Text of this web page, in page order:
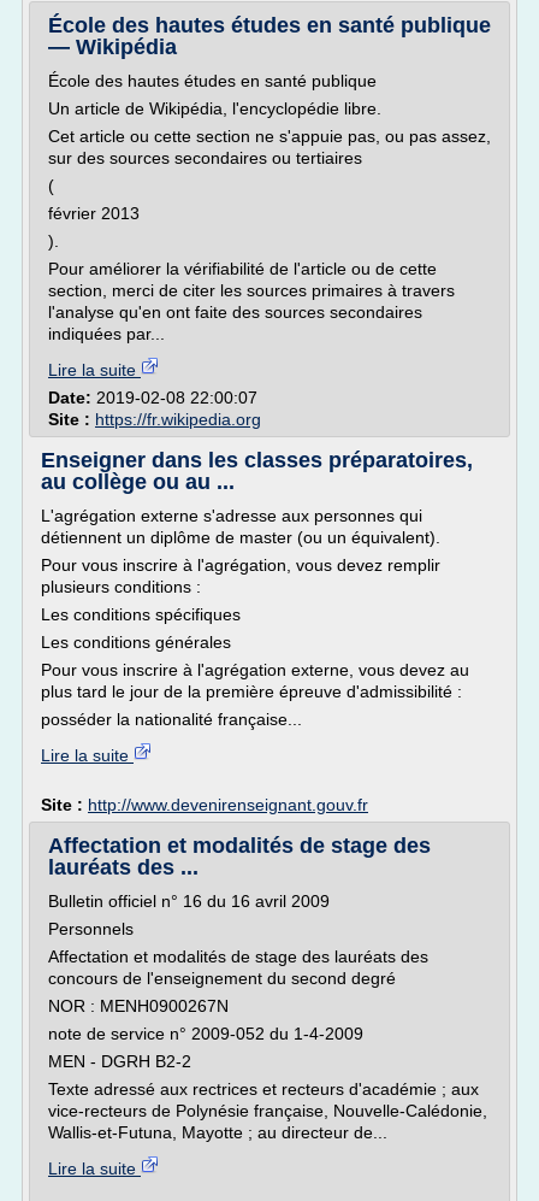
École des hautes études en santé publique
— Wikipédia
École des hautes études en santé publique
Un article de Wikipédia, l'encyclopédie libre.
Cet article ou cette section ne s'appuie pas, ou pas assez,
sur des sources secondaires ou tertiaires
(
février 2013
).
Pour améliorer la vérifiabilité de l'article ou de cette
section, merci de citer les sources primaires à travers
l'analyse qu'en ont faite des sources secondaires
indiquées par...
Lire la suite
Date: 2019-02-08 22:00:07
Site : https://fr.wikipedia.org
Enseigner dans les classes préparatoires,
au collège ou au ...
L'agrégation externe s'adresse aux personnes qui
détiennent un diplôme de master (ou un équivalent).
Pour vous inscrire à l'agrégation, vous devez remplir
plusieurs conditions :
Les conditions spécifiques
Les conditions générales
Pour vous inscrire à l'agrégation externe, vous devez au
plus tard le jour de la première épreuve d'admissibilité :
posséder la nationalité française...
Lire la suite
Site : http://www.devenirenseignant.gouv.fr
Affectation et modalités de stage des
lauréats des ...
Bulletin officiel n° 16 du 16 avril 2009
Personnels
Affectation et modalités de stage des lauréats des
concours de l'enseignement du second degré
NOR : MENH0900267N
note de service n° 2009-052 du 1-4-2009
MEN - DGRH B2-2
Texte adressé aux rectrices et recteurs d'académie ; aux
vice-recteurs de Polynésie française, Nouvelle-Calédonie,
Wallis-et-Futuna, Mayotte ; au directeur de...
Lire la suite